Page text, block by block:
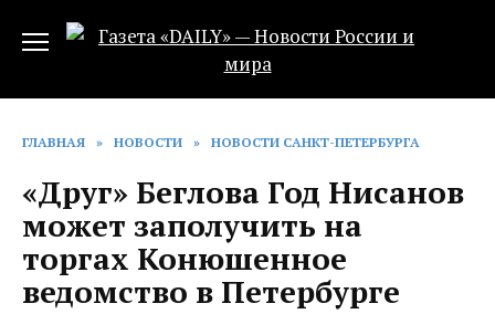
ГЛАВНАЯ » НОВОСТИ » НОВОСТИ САНКТ-ПЕТЕРБУРГА
«Друг» Беглова Год Нисанов
может заполучить на
торгах Конюшенное
ведомство в Петербурге